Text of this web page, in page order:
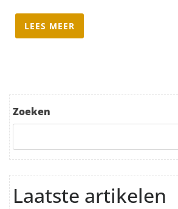
LEES MEER
Zoeken
Laatste artikelen